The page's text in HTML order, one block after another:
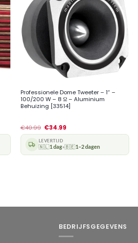
Professionele Dome Tweeter – 1″ –
100/200 W – 8 Ω – Aluminium
Behuizing [33514]
€40.99 €34.99
LEVERTIJD
🇳🇱1 dag•🇧🇪1–2 dagen
BEDRIJFSGEGEVENS